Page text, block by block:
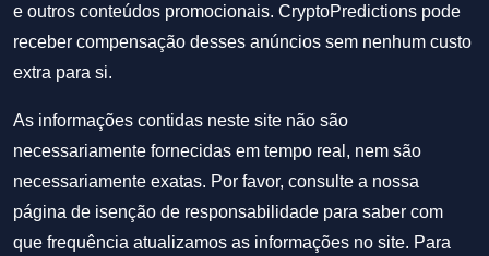
e outros conteúdos promocionais. CryptoPredictions pode
receber compensação desses anúncios sem nenhum custo
extra para si.
As informações contidas neste site não são
necessariamente fornecidas em tempo real, nem são
necessariamente exatas. Por favor, consulte a nossa
página de isenção de responsabilidade para saber com
que frequência atualizamos as informações no site. Para